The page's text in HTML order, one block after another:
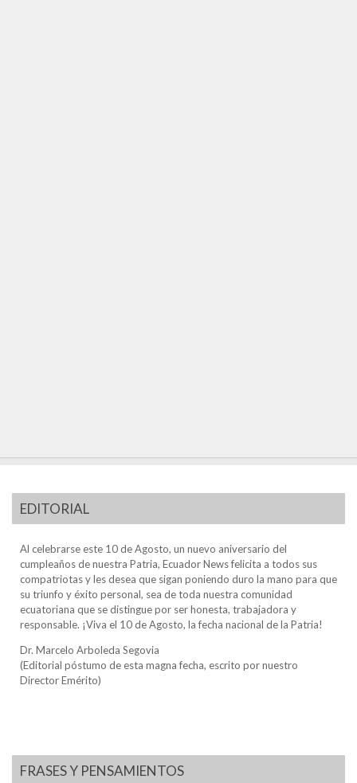
EDITORIAL
Al celebrarse este 10 de Agosto, un nuevo aniversario del
cumpleaños de nuestra Patria, Ecuador News felicita a todos sus
compatriotas y les desea que sigan poniendo duro la mano para que
su triunfo y éxito personal, sea de toda nuestra comunidad
ecuatoriana que se distingue por ser honesta, trabajadora y
responsable. ¡Viva el 10 de Agosto, la fecha nacional de la Patria!
Dr. Marcelo Arboleda Segovia
(Editorial póstumo de esta magna fecha, escrito por nuestro
Director Emérito)
FRASES Y PENSAMIENTOS